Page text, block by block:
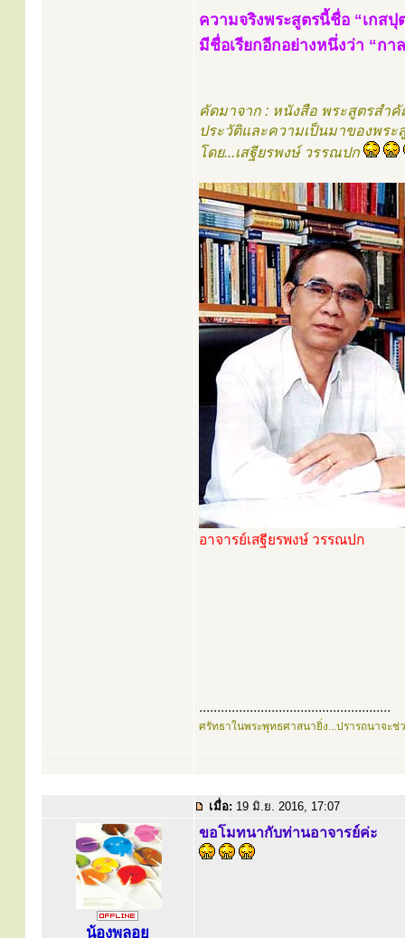
ความจริงพระสูตรนี้ชื่อ “เกส
มีชื่อเรียกอีกอย่างหนึ่งว่า “กา
คัดมาจาก : หนังสือ พระสูตรสำ
ประวัติและความเป็นมาของพระ
โดย...เสฐียรพงษ์ วรรณปก
อาจารย์เสฐียรพงษ์ วรรณปก
.....................................................
ศรัทธาในพระพุทธศาสนายิ่ง...ปรารถนาจะ
เมื่อ: 19 มิ.ย. 2016, 17:07
น้องพลอย
ขอโมทนากับท่านอาจารย์ค่ะ